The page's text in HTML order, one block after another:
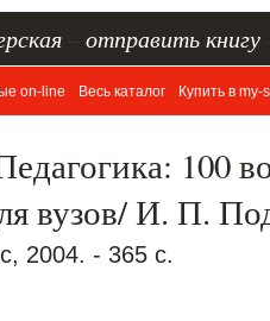
отправить книгу
on-line Весь каталог Купить в my-
100
вузов/ И. П.
2004. - 365 с.